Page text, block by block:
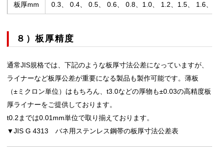
板厚mm 0.3、 0.4、 0.5、 0.6、 0.8、1.0、 1.2、1.5、 1.6、
８）板厚精度
通常JIS規格では、下記のような板厚寸法公差になっていますが、
ライナーなど板厚公差が重要になる製品も製作可能です。薄板
（±ミクロン単位）はもちろん、t3.0などの厚物も±0.03の高精度板
厚ライナーをご提供しております。
t0.2までは0.01mm単位で取り揃えております。
▼JIS G 4313 バネ用ステンレス鋼帯の板厚寸法公差表